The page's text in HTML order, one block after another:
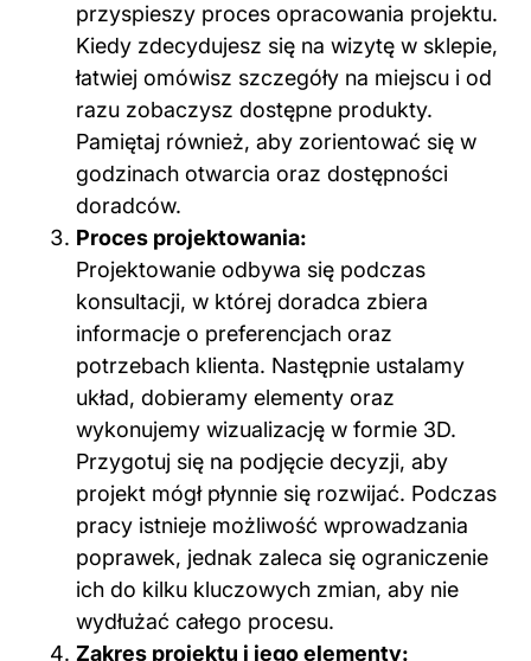
przyspieszy proces opracowania projektu.
Kiedy zdecydujesz się na wizytę w sklepie,
łatwiej omówisz szczegóły na miejscu i od
razu zobaczysz dostępne produkty.
Pamiętaj również, aby zorientować się w
godzinach otwarcia oraz dostępności
doradców.
Proces projektowania:
Projektowanie odbywa się podczas
konsultacji, w której doradca zbiera
informacje o preferencjach oraz
potrzebach klienta. Następnie ustalamy
układ, dobieramy elementy oraz
wykonujemy wizualizację w formie 3D.
Przygotuj się na podjęcie decyzji, aby
projekt mógł płynnie się rozwijać. Podczas
pracy istnieje możliwość wprowadzania
poprawek, jednak zaleca się ograniczenie
ich do kilku kluczowych zmian, aby nie
wydłużać całego procesu.
Zakres projektu i jego elementy: